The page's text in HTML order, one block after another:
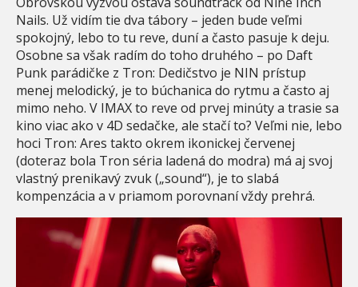
Nails. Už vidím tie dva tábory – jeden bude veľmi
spokojný, lebo to tu reve, duní a často pasuje k deju.
Osobne sa však radím do toho druhého – po Daft
Punk parádičke z Tron: Dedičstvo je NIN prístup
menej melodický, je to búchanica do rytmu a často aj
mimo neho. V IMAX to reve od prvej minúty a trasie sa
kino viac ako v 4D sedačke, ale stačí to? Veľmi nie, lebo
hoci Tron: Ares takto okrem ikonickej červenej
(doteraz bola Tron séria ladená do modra) má aj svoj
vlastný prenikavý zvuk („sound“), je to slabá
kompenzácia a v priamom porovnaní vždy prehrá.